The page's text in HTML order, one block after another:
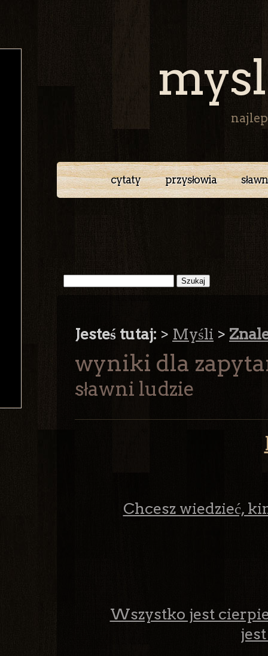
cytaty przysłowia
Jesteś tutaj: > Myśli >
wyniki dla
sławni ludzie
Chcesz wiedzieć,
Wszystko jest